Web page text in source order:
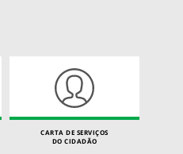
CARTA DE SERVIÇOS
DO CIDADÃO